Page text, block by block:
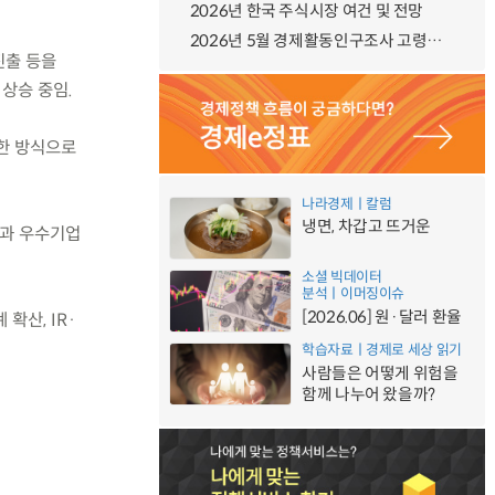
출 등을
승 중임.
방식으로
우수기업
확산, IR·
2026년 한국 주식시장 여건 및 전망
2026년 5월 경제활동인구조사 고령층 부가조사 결과
나라경제ㅣ칼럼
냉면, 차갑고 뜨거운
소셜 빅데이터
분석ㅣ이머징이슈
[2026.06] 원·달러 환율
학습자료ㅣ경제로 세상 읽기
사람들은 어떻게 위험을
함께 나누어 왔을까?